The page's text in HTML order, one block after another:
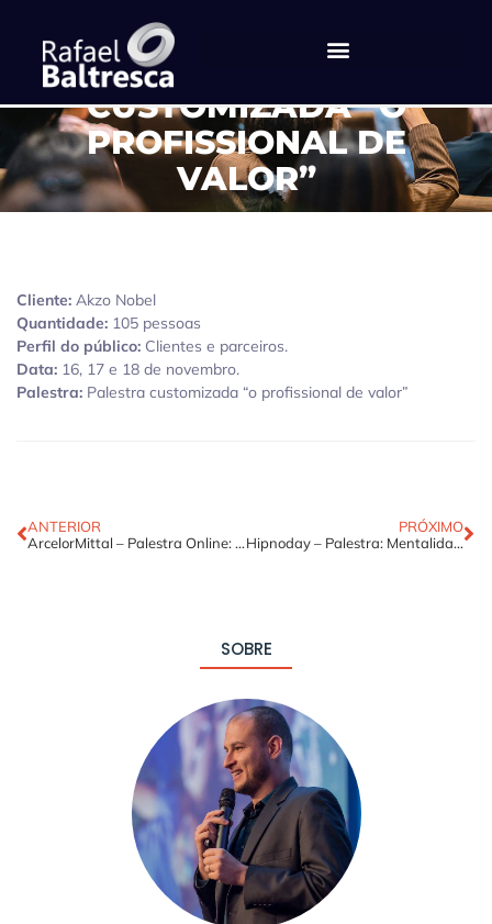
AKZO NOBEL – PALESTRA
CUSTOMIZADA “O
PROFISSIONAL DE
VALOR”
Cliente: Akzo Nobel
Quantidade: 105 pessoas
Perfil do público: Clientes e parceiros.
Data: 16, 17 e 18 de novembro.
Palestra: Palestra customizada “o profissional de valor”
ANTERIOR
ArcelorMittal – Palestra Online: O Poder é Seu
PRÓXIMO
Hipnoday – Palestra: Mentalidade empreendedora
SOBRE